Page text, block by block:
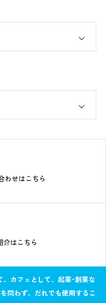
わせはこちら
介はこちら
カフェとして、起業･創業な
問わず、だれでも使用するこ